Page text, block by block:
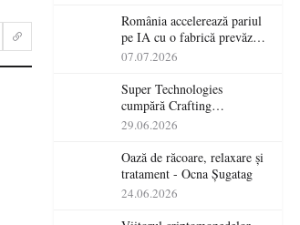
România accelerează pariul
pe IA cu o fabrică prevăzută
pentru 2027
07.07.2026
Super Technologies
cumpără Crafting
Technologies și își extinde
România
29.06.2026
Oază de răcoare, relaxare și
tratament - Ocna Șugatag
24.06.2026